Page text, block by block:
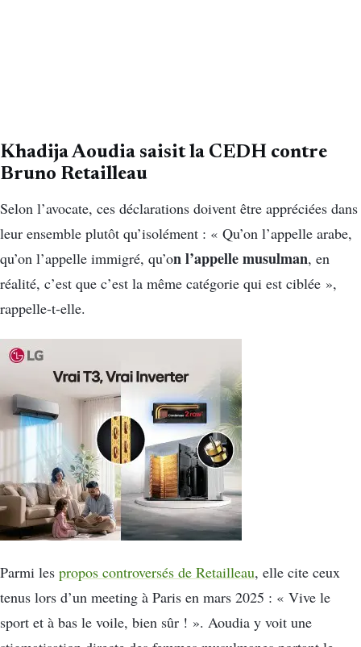
Khadija Aoudia saisit la CEDH contre
Bruno Retailleau
Selon l’avocate, ces déclarations doivent être appréciées dans
leur ensemble plutôt qu’isolément : « Qu’on l’appelle arabe,
qu’on l’appelle immigré, qu’on l’appelle musulman, en
réalité, c’est que c’est la même catégorie qui est ciblée »,
rappelle-t-elle.
Parmi les propos controversés de Retailleau, elle cite ceux
tenus lors d’un meeting à Paris en mars 2025 : « Vive le
sport et à bas le voile, bien sûr ! ». Aoudia y voit une